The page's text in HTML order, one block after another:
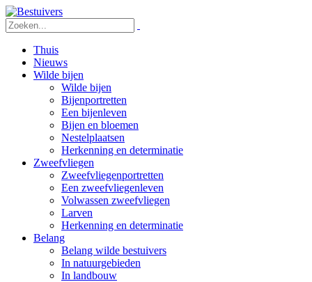
Thuis
Nieuws
Wilde bijen
Wilde bijen
Bijenportretten
Een bijenleven
Bijen en bloemen
Nestelplaatsen
Herkenning en determinatie
Zweefvliegen
Zweefvliegenportretten
Een zweefvliegenleven
Volwassen zweefvliegen
Larven
Herkenning en determinatie
Belang
Belang wilde bestuivers
In natuurgebieden
In landbouw